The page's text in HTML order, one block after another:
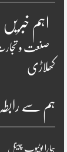
اہم خبریں
صنعت و
کھلاڑی
ہم سے
ہمارا یوٹیوب چینل